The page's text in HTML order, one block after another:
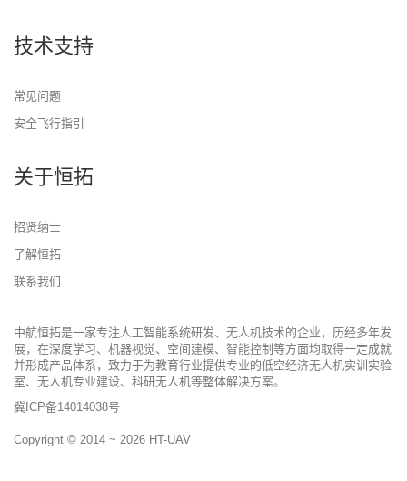
技术支持
常见问题
安全飞行指引
关于恒拓
招贤纳士
了解恒拓
联系我们
中航恒拓是一家专注人工智能系统研发、无人机技术的企业，历经多年发
展，在深度学习、机器视觉、空间建模、智能控制等方面均取得一定成就
并形成产品体系，致力于为教育行业提供专业的低空经济无人机实训实验
室、无人机专业建设、科研无人机等整体解决方案。
冀ICP备14014038号
Copyright © 2014 ~ 2026 HT-UAV